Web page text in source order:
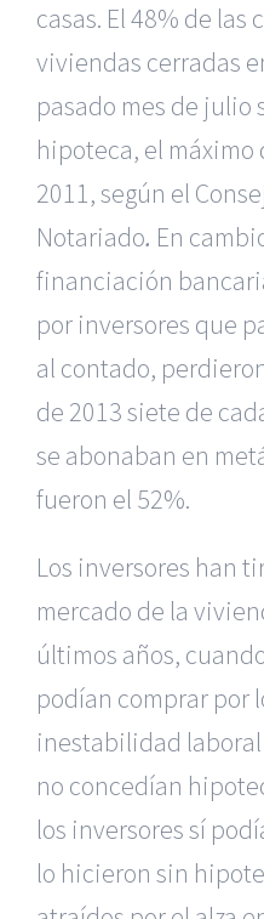
casas. El 48% de las
viviendas cerradas
pasado mes de julio
hipoteca, el
2011, según el
Notariado. En
financiación
por inversores que
al contado,
de 2013 siete de
se abonaban en
fueron el 52%.
Los inversores han
mercado de la
últimos años,
podían comprar por
inestabilidad
no concedían
los inversores sí
lo hicieron sin